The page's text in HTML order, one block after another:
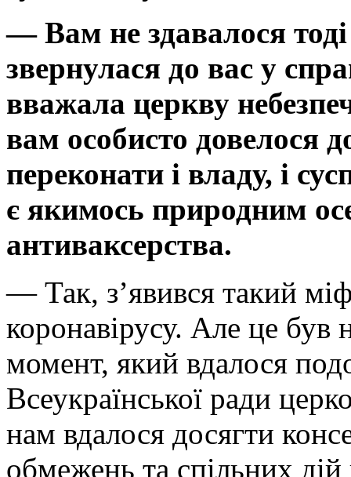
— Вам не здавалося
звернулася до вас у
вважала церкву
вам особисто довелося
переконати і владу, і
є якимось природним
антиваксерства.
— Так, з’явився такий
коронавірусу. Але це
момент, який вдалося
Всеукраїнської ради
нам вдалося досягти
обмежень та спільних